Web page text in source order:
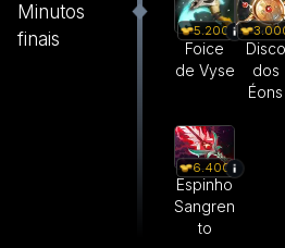
Minutos
finais
5.200
Foice
de Vyse
Disco
dos
Éons
6.400
Espinho
Sangren
to